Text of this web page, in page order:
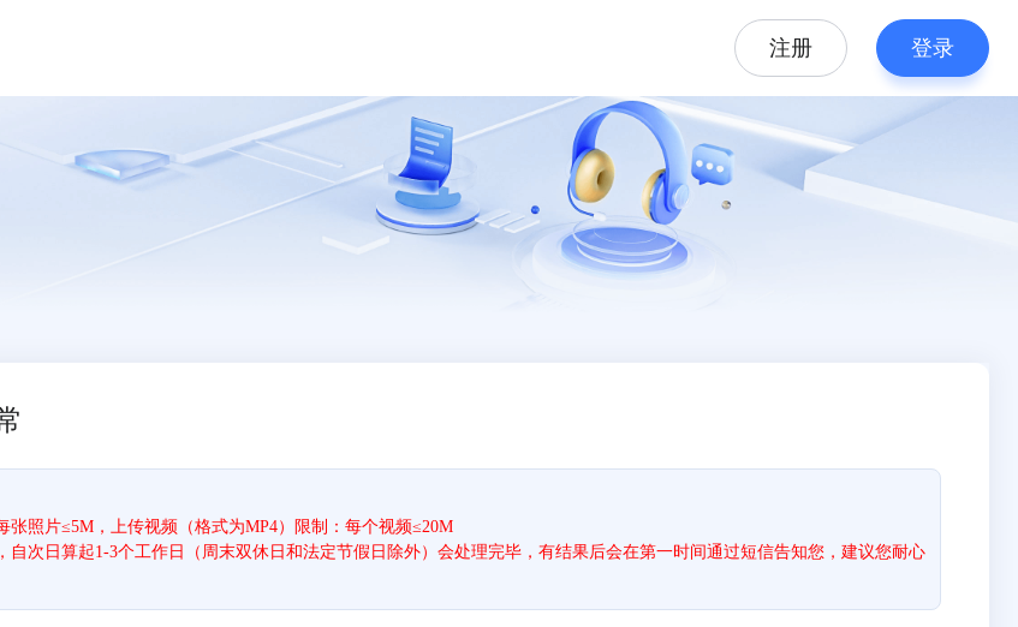
注册 登录
张照片≤5M，上传视频（格式为MP4）限制：每个视频≤20M
自次日算起1-3个工作日（周末双休日和法定节假日除外）会处理完毕，有结果后会在第一时间通过短信告知您，建议您耐心